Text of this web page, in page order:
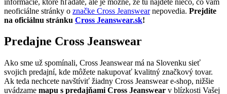
neoficiálne stránky o značke Cross Jeanswearnepovedia. Prejdite
na oficiálnu stránku Cross Jeanswear.sk!
Predajne Cross Jeanswear
Ako sme už spomínali, Cross Jeanswear má na Slovenku sieť
svojich predajní, kde môžete nakupovať kvalitný značkový tovar.
Ak teda nechcete navštíviť žiadny Cross Jeanswear e-shop, nižšie
uvádzame mapu s predajňami Cross Jeanswear v blízkosti Vašej